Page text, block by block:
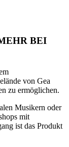
BEI
von Gea
zu ermöglichen.
Musikern oder
mit
ist das Produkt